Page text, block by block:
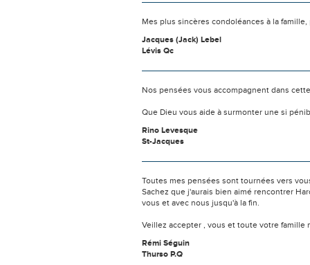
Mes plus sincères condoléances à la
Jacques (Jack) Lebel
Lévis Qc
Nos pensées vous accompagnent dans
Que Dieu vous aide à surmonter une si
Rino Levesque
St-Jacques
Toutes mes pensées sont tournées vers
Sachez que j'aurais bien aimé rencontrer
vous et avec nous jusqu'à la fin.
Veillez accepter , vous et toute votre famille
Rémi Séguin
Thurso P.Q